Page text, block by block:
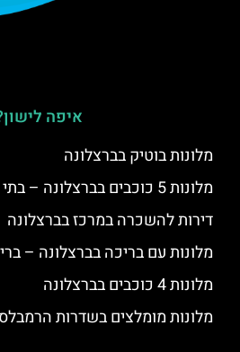
איפה
מלונות בוטיק בברצלונה
מלונות 5 כוכבים בברצלונה – בתי מלון יוקרתיים
דירות להשכרה במרכז בברצלונה
מלונות עם בריכה בברצלונה –
מלונות 4 כוכבים בברצלונה
מלונות מומלצים בשדרות